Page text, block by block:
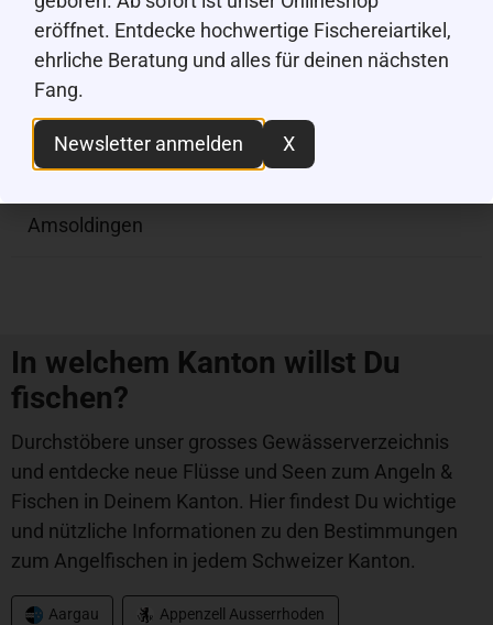
Mehr anzeigen
Gemeinden
Amsoldingen
In welchem Kanton willst Du
fischen?
Durchstöbere unser grosses Gewässerverzeichnis
und entdecke neue Flüsse und Seen zum Angeln &
Fischen in Deinem Kanton. Hier findest Du wichtige
und nützliche Informationen zu den Bestimmungen
zum Angelfischen in jedem Schweizer Kanton.
Aargau Appenzell Ausserrhoden
eröffnet. Entdecke hochwertige Fischereiartikel,
ehrliche Beratung und alles für deinen nächsten
Fang.
Newsletter anmelden X